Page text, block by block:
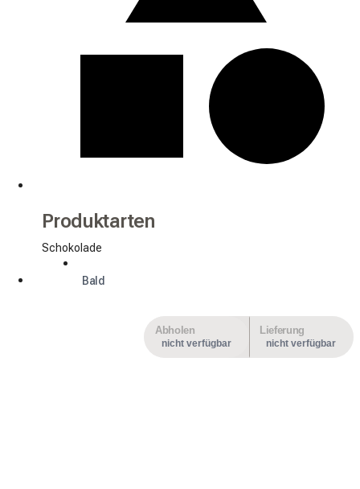
Produktarten
Schokolade
Bald
Abholen
nicht verfügbar
Lieferung
nicht verfügbar